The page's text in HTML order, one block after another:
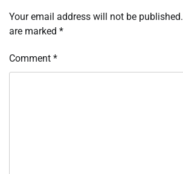
Your email address will not be published.
are marked *
Comment *